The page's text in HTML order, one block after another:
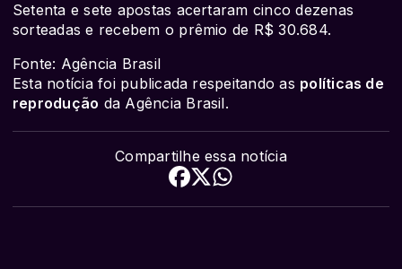
Setenta e sete apostas acertaram cinco dezenas
sorteadas e recebem o prêmio de R$ 30.684.
Fonte: Agência Brasil
Esta notícia foi publicada respeitando as políticas de
reprodução da Agência Brasil.
Compartilhe essa notícia